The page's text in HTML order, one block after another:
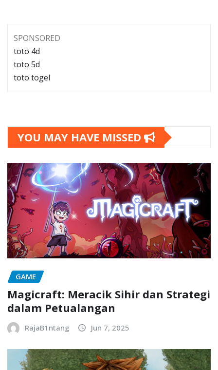
SPONSORED
toto 4d
toto 5d
toto togel
YOU MAY HAVE MISSED
GAME
Magicraft: Meracik Sihir dan Strategi
dalam Petualangan
RajaB1ntang Jun 7, 2025